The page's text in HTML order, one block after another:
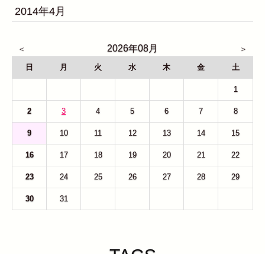
2014年4月
2026年08月
日 月 火 水 木 金 土
1
2 3 4 5 6 7 8
9 10 11 12 13 14 15
16 17 18 19 20 21 22
23 24 25 26 27 28 29
30 31